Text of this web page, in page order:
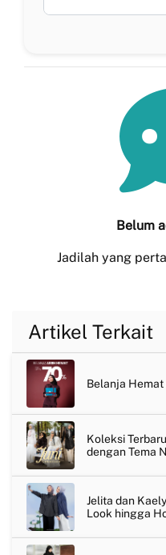
Belum
Jadilah yang
Artikel Terkait
Belanja Hemat
Koleksi
dengan Tema
Jelita dan
Look hingga